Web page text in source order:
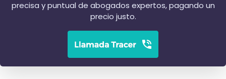
precisa y puntual de abogados expertos, pagando un
precio justo.